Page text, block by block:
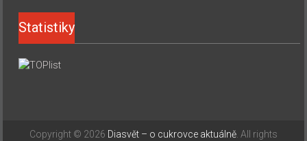
Statistiky
Copyright © 2026 Diasvět – o cukrovce aktuálně . All rights